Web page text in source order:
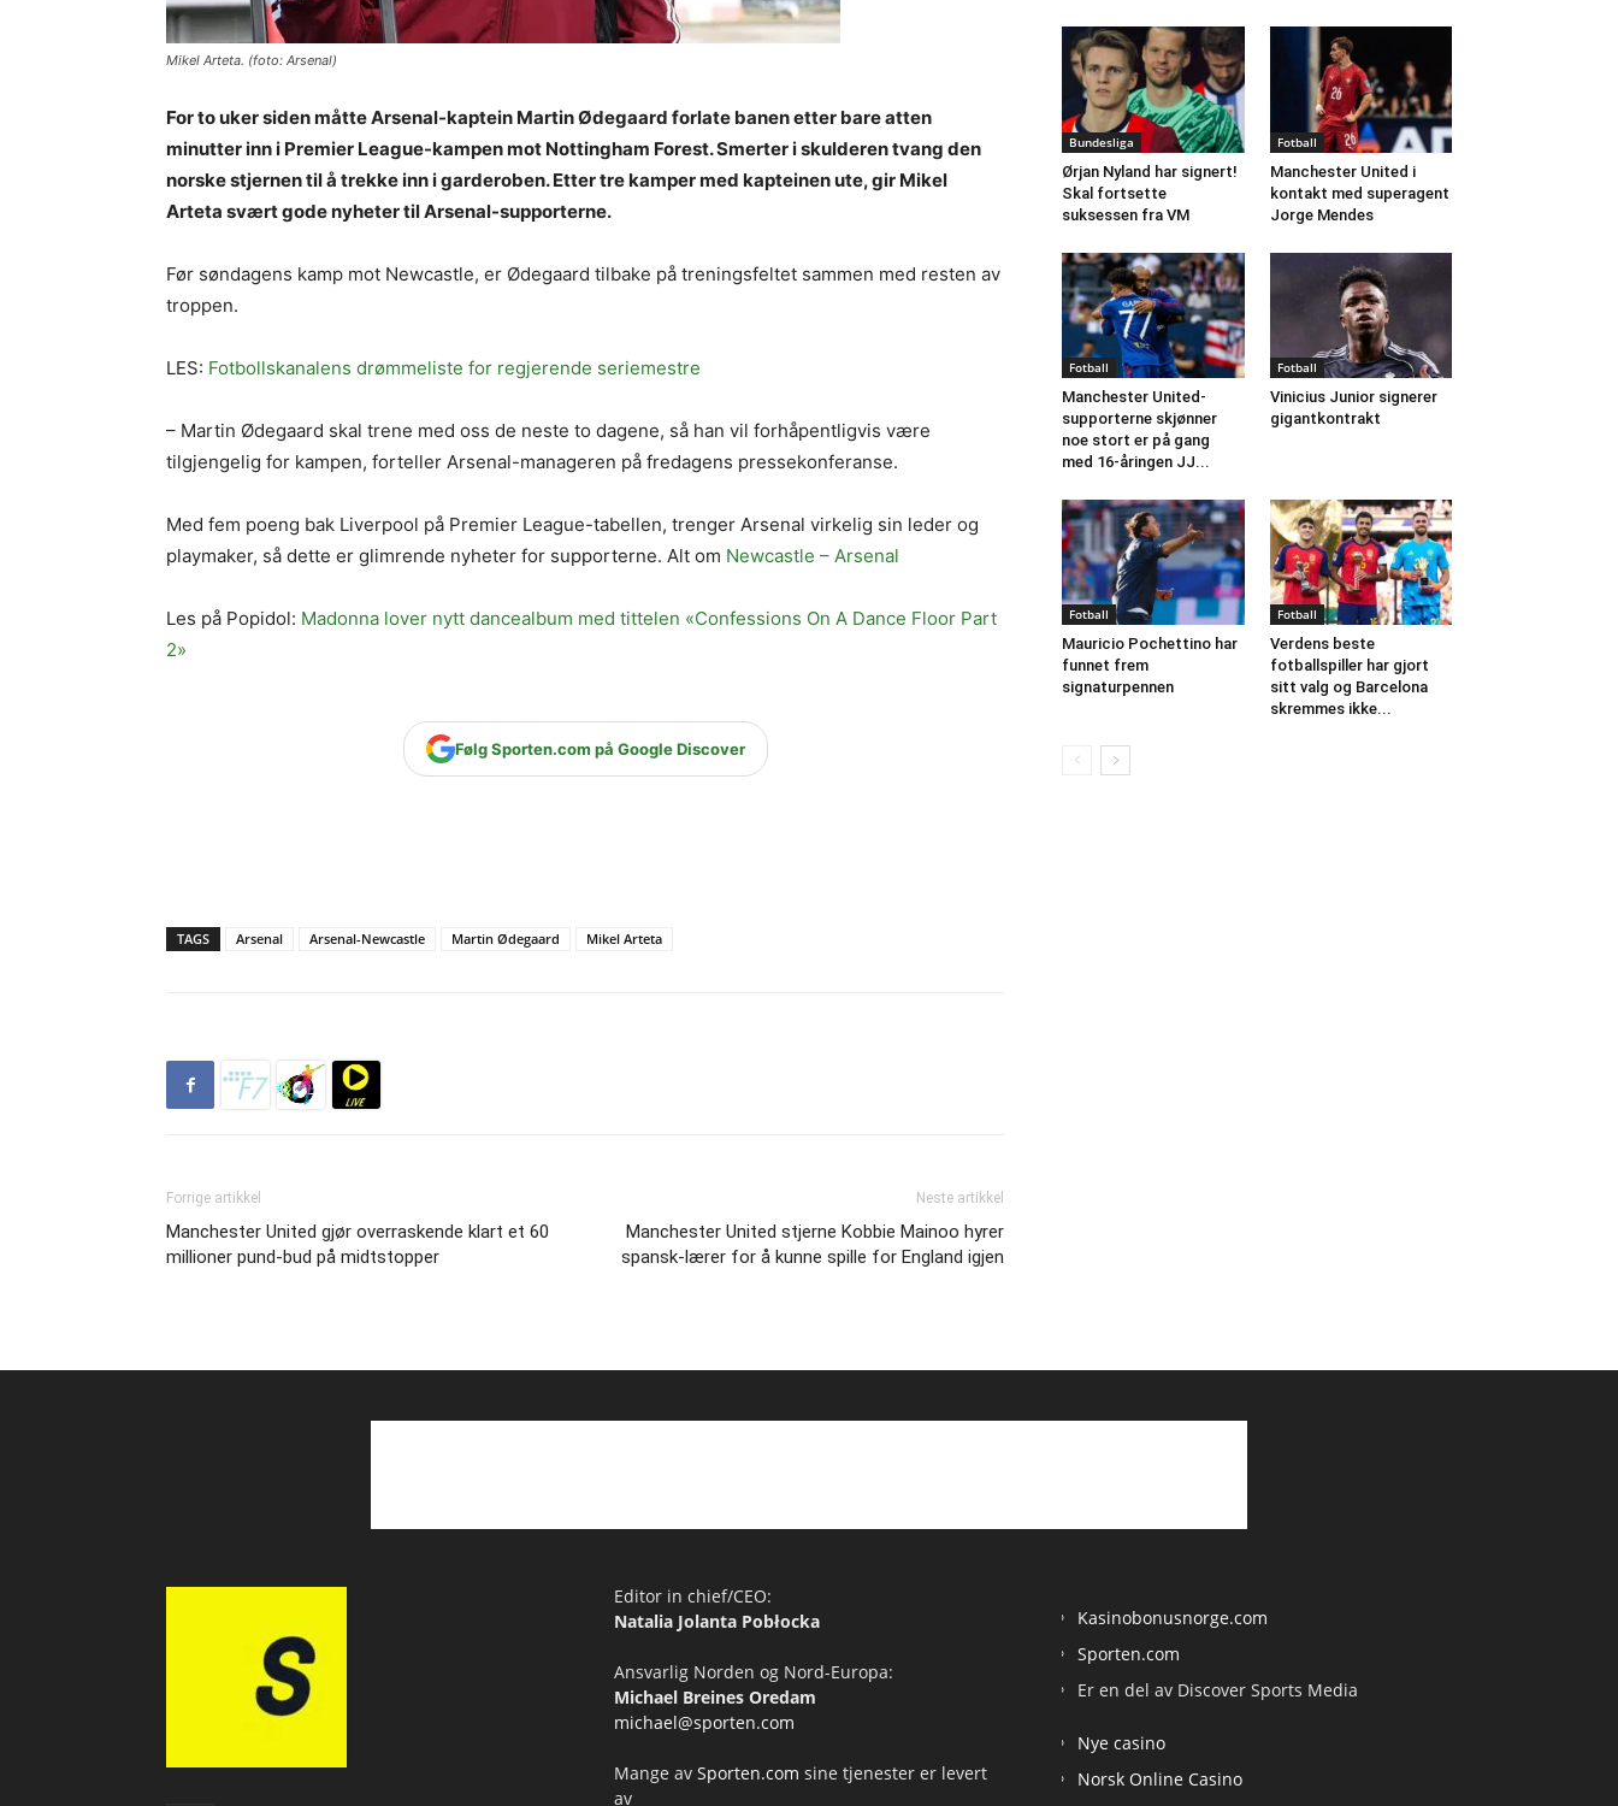
Mikel Arteta. (foto: Arsenal)
For to uker siden måtte Arsenal-kaptein Martin Ødegaard forlate banen etter bare atten
minutter inn i Premier League-kampen mot Nottingham Forest. Smerter i skulderen tvang den
norske stjernen til å trekke inn i garderoben. Etter tre kamper med kapteinen ute, gir Mikel
Arteta svært gode nyheter til Arsenal-supporterne.
Før søndagens kamp mot Newcastle, er Ødegaard tilbake på treningsfeltet sammen med resten av
troppen.
LES: Fotbollskanalens drømmeliste for regjerende seriemestre
– Martin Ødegaard skal trene med oss ​​de neste to dagene, så han vil forhåpentligvis være
tilgjengelig for kampen, forteller Arsenal-manageren på fredagens pressekonferanse.
Med fem poeng bak Liverpool på Premier League-tabellen, trenger Arsenal virkelig sin leder og
playmaker, så dette er glimrende nyheter for supporterne. Alt om Newcastle – Arsenal
Les på Popidol: Madonna lover nytt dancealbum med tittelen «Confessions On A Dance Floor Part
2»
Følg Sporten.com på Google Discover
TAGS Arsenal Arsenal-Newcastle Martin Ødegaard Mikel Arteta
Forrige artikkel
Manchester United gjør overraskende klart et 60
millioner pund-bud på midtstopper
Neste artikkel
Manchester United stjerne Kobbie Mainoo hyrer
spansk-lærer for å kunne spille for England igjen
Bundesliga
Ørjan Nyland har signert!
Skal fortsette
suksessen fra VM
Fotball
Manchester United i
kontakt med superagent
Jorge Mendes
Fotball
Manchester United-
supporterne skjønner
noe stort er på gang
med 16-åringen JJ...
Fotball
Vinicius Junior signerer
gigantkontrakt
Fotball
Mauricio Pochettino har
funnet frem
signaturpennen
Fotball
Verdens beste
fotballspiller har gjort
sitt valg og Barcelona
skremmes ikke...
Editor in chief/CEO:
Natalia Jolanta Pobłocka
Ansvarlig Norden og Nord-Europa:
Michael Breines Oredam
michael@sporten.com
Mange av Sporten.com sine tjenester er levert
av
Kasinobonusnorge.com
Sporten.com
Er en del av Discover Sports Media
Nye casino
Norsk Online Casino